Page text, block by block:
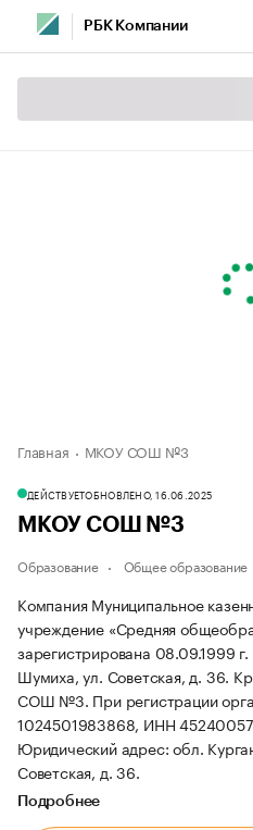
РБК Компании
Главная МКОУ СОШ №3
ДЕЙСТВУЕТОБНОВЛЕНО, 16.06.2025
МКОУ СОШ №3
Образование Общее образование
Компания Муниципальное
учреждение «Средняя
зарегистрирована 08.09.1999
Шумиха, ул. Советская, д. 36.
СОШ №3. При регистрации
1024501983868, ИНН
Юридический адрес: обл.
Советская, д. 36.
Подробнее